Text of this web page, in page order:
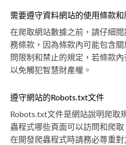
需要遵守資料網站的使用條款
在爬取網站數據之前，請仔細
務條款，因為條款內可能包含
問限制和禁止的規定，若條款
以免觸犯智慧財產權。
遵守網站的Robots.txt文件
Robots.txt文件是網站說明爬取
蟲程式哪些頁面可以訪問和爬取
在開發爬蟲程式時請務必尊重